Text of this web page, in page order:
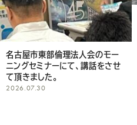
名古屋市東部倫理法人会のモー
ニングセミナーにて、講話をさせ
て頂きました。
2026.07.30